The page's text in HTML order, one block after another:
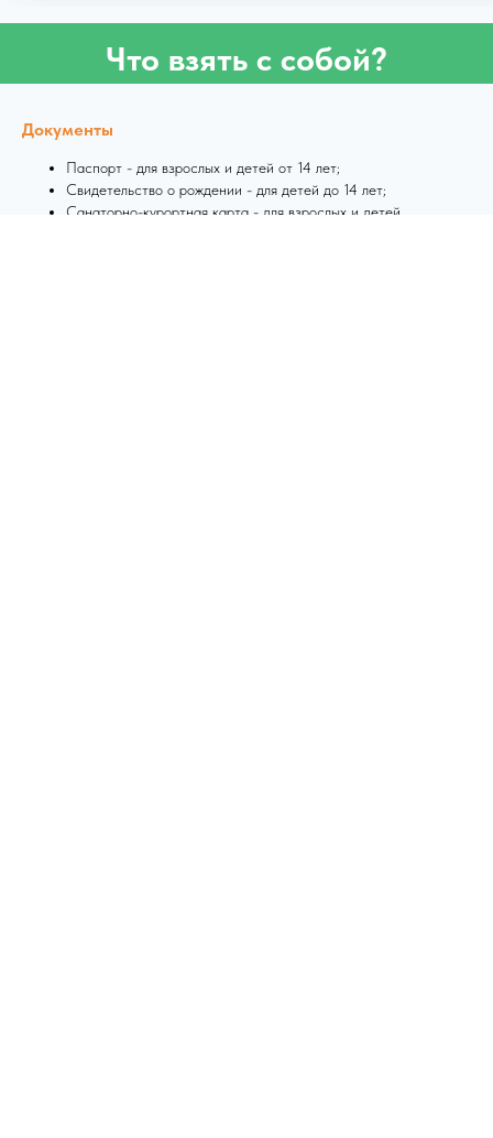
Что взять с собой?
Документы
Паспорт - для взрослых и детей от 14 лет;
Свидетельство о рождении - для детей до 14 лет;
Санаторно-курортная карта - для взрослых и детей